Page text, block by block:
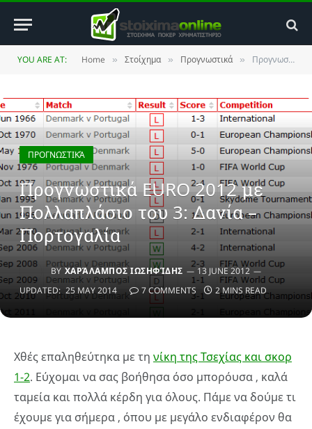
YOU ARE AT: Home » Στοίχημα » Προγνωστικά » Προγνωστικά EURO 2012 με Πολλαπλάσιο του 3: Δανία – Πορτογαλία
ΠΡΟΓΝΩΣΤΙΚΆ
Προγνωστικά EURO 2012 με
Πολλαπλάσιο του 3: Δανία –
Πορτογαλία
BY ΧΑΡΆΛΑΜΠΟΣ ΙΩΣΗΦΊΔΗΣ
13 JUNE 2012
UPDATED: 25 MAY 2014 7 COMMENTS 2 MINS READ
Χθές επαληθεύτηκα με τη νίκη της Τσεχίας και σκορ
1-2. Εύχομαι να σας βοήθησα όσο μπορόυσα , καλά
ταμεία και πολλά κέρδη για όλους. Πάμε να δούμε τι
έχουμε για σήμερα , όπου με μεγάλο ενδιαφέρον θα